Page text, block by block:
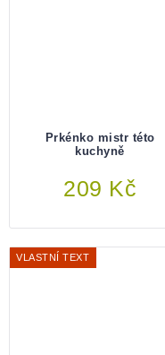
Prkénko mistr této
kuchyně
209 Kč
Do košíku
VLASTNÍ TEXT